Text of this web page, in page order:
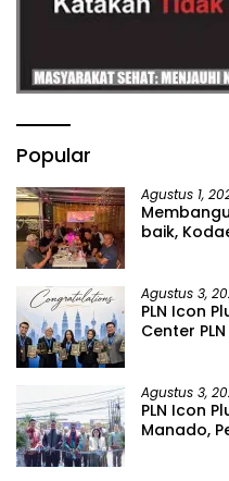
Popular
Agustus 1,
baik,
suasana
Harmonis.
Agustus 3,
PLN Icon
Center
Agustus 3,
PLN Icon
Manado,